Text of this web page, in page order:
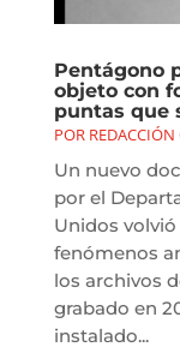
Pentágono
objeto con
puntas que
POR
Un nuevo
por el
Unidos
fenómenos
los archivos
grabado en
instalado...